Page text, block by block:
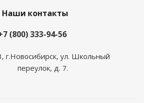
Наши контакты
(800) 333-94-56
г.Новосибирск, ул. Школьный
переулок, д. 7.